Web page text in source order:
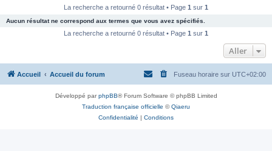
c
e
La recherche a retourné 0 résultat • Page 1 sur 1
Aucun résultat ne correspond aux termes que vous avez spécifiés.
La recherche a retourné 0 résultat • Page 1 sur 1
Aller
Accueil Accueil du forum Fuseau horaire sur UTC+02:00
Développé parphpBB® Forum Software © phpBB Limited
Traduction française officielle ©Qiaeru
Confidentialité | Conditions